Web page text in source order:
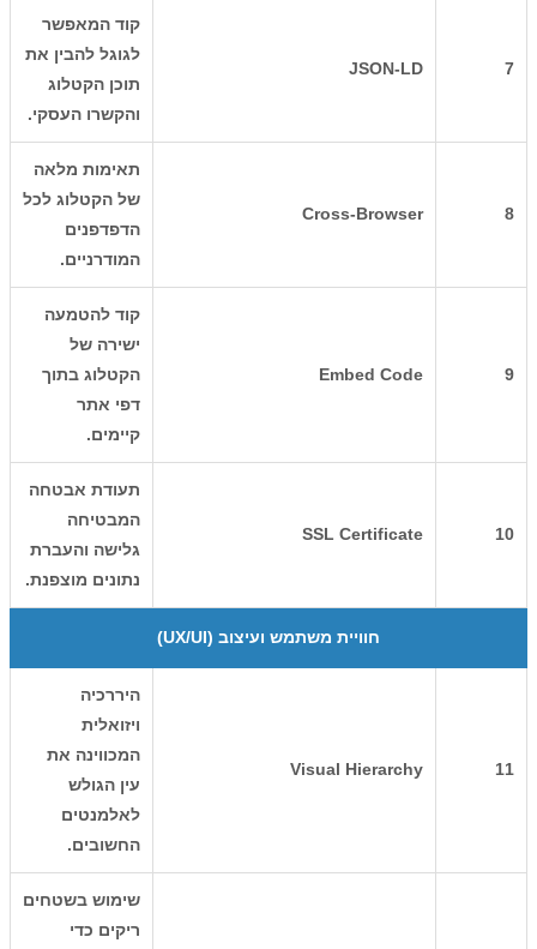
7
JSON-LD
קוד המאפשר
לגוגל להבין את
תוכן הקטלוג
והקשרו העסקי.
8
Cross-Browser
תאימות מלאה
של הקטלוג לכל
הדפדפנים
המודרניים.
9
Embed Code
קוד להטמעה
ישירה של
הקטלוג בתוך
דפי אתר
קיימים.
10
SSL Certificate
תעודת אבטחה
המבטיחה
גלישה והעברת
נתונים מוצפנת.
חוויית משתמש ועיצוב (UX/UI)
11
Visual Hierarchy
היררכיה
ויזואלית
המכווינה את
עין הגולש
לאלמנטים
החשובים.
שימוש בשטחים
ריקים כדי